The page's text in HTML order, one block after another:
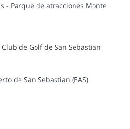
- Parque de atracciones Monte
de Golf de San Sebastian
de San Sebastian (EAS)